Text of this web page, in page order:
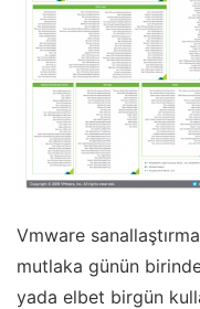
Vmware
mutlaka günün birinde
yada elbet birgün